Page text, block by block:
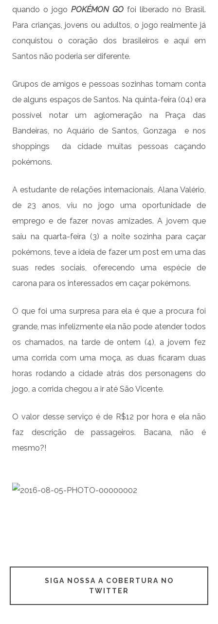
quando o jogo POKÉMON GO foi liberado no Brasil.
Para crianças, jovens ou adultos, o jogo realmente já
conquistou o coração dos brasileiros e aqui em
Santos não poderia ser diferente.
Grupos de amigos e pessoas sozinhas tomam conta
de alguns espaços de Santos. Na quinta-feira (04) era
possível notar um aglomeração na Praça das
Bandeiras, no Aquário de Santos, Gonzaga e nos
shoppings da cidade muitas pessoas caçando
pokémons.
A estudante de relações internacionais, Alana Valério,
de 23 anos, viu no jogo uma oportunidade de
emprego e de fazer novas amizades. A jovem que
saiu na quarta-feira (3) a noite sozinha para caçar
pokémons, teve a ideia de fazer um post em uma das
suas redes sociais, oferecendo uma espécie de
carona para os interessados em caçar pokémons.
O que foi uma surpresa para ela é que a procura foi
grande, mas infelizmente ela não pode atender todos
os chamados, na tarde de ontem (4), a jovem fez
uma corrida com uma moça, as duas ficaram duas
horas rodando a cidade atrás dos personagens do
jogo, a corrida chegou a ir até São Vicente.
O valor desse serviço é de R$12 por hora e ela não
faz descrição de passageiros. Bacana, não é
mesmo?!
SIGA NOSSA A COBERTURA NO
TWITTER